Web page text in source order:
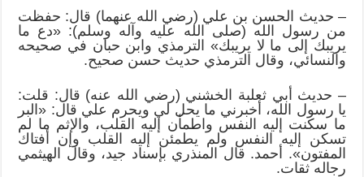
– حديث الحسن بن علي (رضي الله عنهما) قال: حفظت
من رسول الله (صلى الله عليه وآله وسلم): «دع ما
يريبك إلى ما لا يريبك» الترمذي وابن حبان في صحيحه
والنسائي، وقال الترمذي حديث حسن صحيح.
– حديث أبي ثعلبة الخشني (رضي الله عنه) قال: قلت:
يا رسول الله، أخبرني ما يحل لي ويحرم علي قال: «البر
ما سكنت إليه النفس واطمأن إليه القلب، والإثم ما لم
تسكن إليه النفس ولم يطمئن إليه القلب وإن أفتاك
المفتون». أحمد. قال المنذري بإسناد جيد، وقال الهيثمي
رجاله ثقات.